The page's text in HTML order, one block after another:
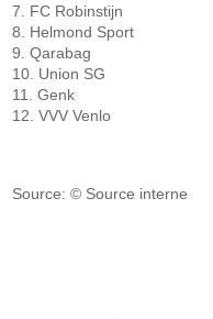
7. FC Robinstijn
8. Helmond Sport
9. Qarabag
10. Union SG
11. Genk
12. VVV Venlo
Source: © Source interne